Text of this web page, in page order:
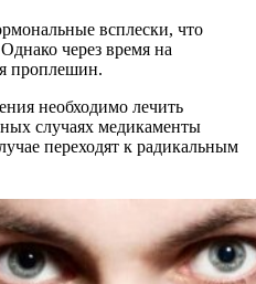
всплески, что
через время на
проплешин.
необходимо лечить
случаях медикаменты
переходят к радикальным